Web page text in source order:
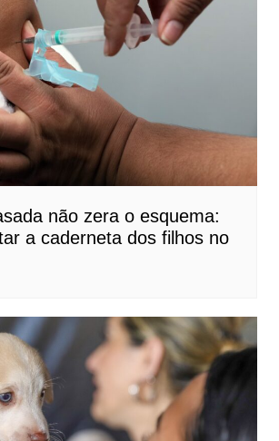
não zera o esquema:
a caderneta dos filhos no